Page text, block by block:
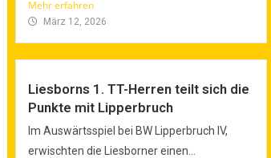
Mehr erfahren
März 12, 2026
Liesborns 1. TT-Herren teilt sich die
Punkte mit Lipperbruch
Im Auswärtsspiel bei BW Lipperbruch IV,
erwischten die Liesborner einen...